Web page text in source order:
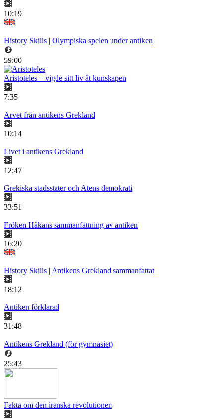
10:19
History Skills | Olympiska spelen under antiken
59:00
Aristoteles – vigde sitt liv åt kunskapen
7:35
Arvet från antikens Grekland
10:14
Livet i antikens Grekland
12:47
Grekiska stadsstater och Atens demokrati
33:51
Fröken Håkans sammanfattning av antiken
16:20
History Skills | Antikens Grekland sammanfattat
18:12
Antiken förklarad
31:48
Antikens Grekland (för gymnasiet)
25:43
Fakta om den iranska revolutionen